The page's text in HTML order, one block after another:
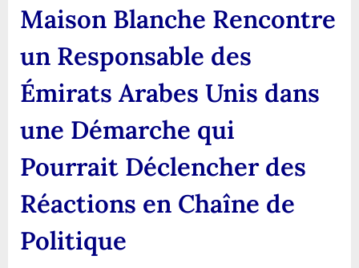
Maison Blanche Rencontre
un Responsable des
Émirats Arabes Unis dans
une Démarche qui
Pourrait Déclencher des
Réactions en Chaîne de
Politique